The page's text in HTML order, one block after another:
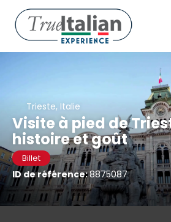
Trieste, Italie
Visite à pied de
histoire et goût
Billet
ID de référence:8875087